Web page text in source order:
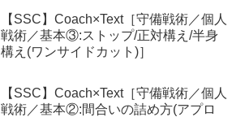
【SSC】Coach×Text［守備戦術／個人
戦術／基本③:ストップ/正対構え/半身
構え(ワンサイドカット)］
【SSC】Coach×Text［守備戦術／個人
戦術／基本②:間合いの詰め方(アプロ